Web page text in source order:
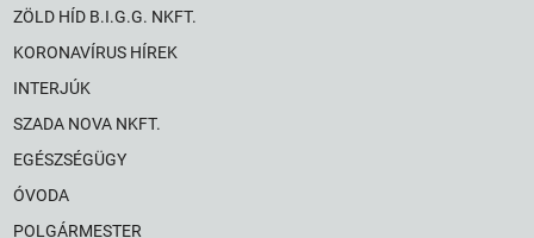
ZÖLD HÍD B.I.G.G. NKFT.
KORONAVÍRUS HÍREK
INTERJÚK
SZADA NOVA NKFT.
EGÉSZSÉGÜGY
ÓVODA
POLGÁRMESTER